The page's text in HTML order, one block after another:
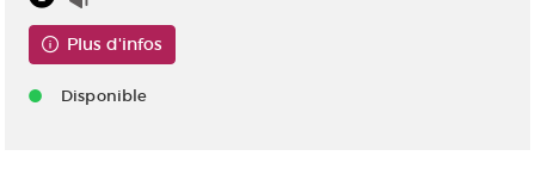
Plus d'infos
Disponible